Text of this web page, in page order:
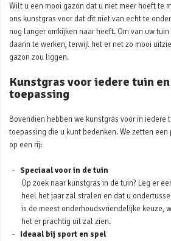
Wilt u een mooi gazon dat u niet meer hoeft te
ons kunstgras voor dat dit niet van echt te
nog langer omkijken naar heeft. Om van uw
daarin te werken, terwijl het er net zo mooi
gazon zou liggen.
Kunstgras voor iedere tuin
toepassing
Bovendien hebben we kunstgras voor in iedere
toepassing die u kunt bedenken. We zetten
op een rij:
Speciaal voor in de tuin
Op zoek naar kunstgras in de tuin? Leg er
heel het jaar zal stralen en dat u
is de meest onderhoudsvriendelijke keuze,
het er prachtig uit zal zien.
Ideaal bij sport en spel